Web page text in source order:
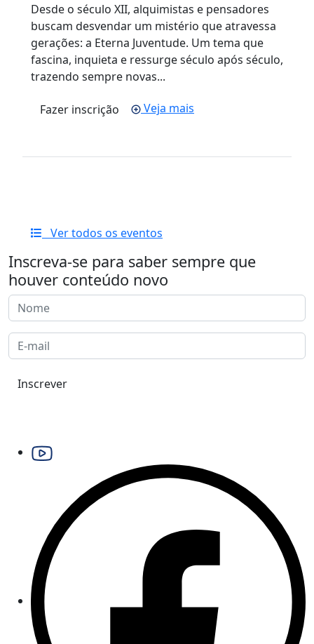
Desde o século XII, alquimistas e pensadores
buscam desvendar um mistério que atravessa
gerações: a Eterna Juventude. Um tema que
fascina, inquieta e ressurge século após século,
trazendo sempre novas...
Fazer inscrição Veja mais
Ver todos os eventos
Inscreva-se para saber sempre que
houver conteúdo novo
Inscrever